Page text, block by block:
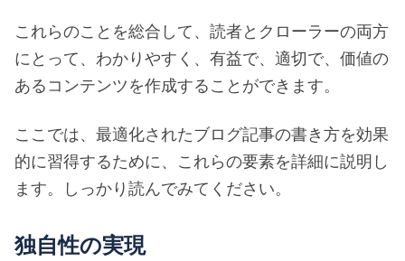
これらのことを総合して、読者とクローラーの両方
にとって、わかりやすく、有益で、適切で、価値の
あるコンテンツを作成することができます。
ここでは、最適化されたブログ記事の書き方を効果
的に習得するために、これらの要素を詳細に説明し
ます。しっかり読んでみてください。
独自性の実現